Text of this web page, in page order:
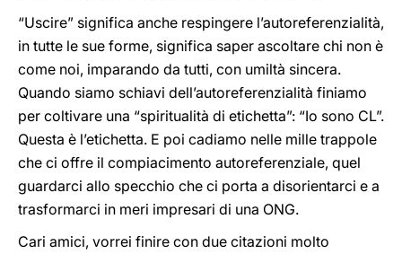
“Uscire” significa anche respingere l’autoreferenzialità,
in tutte le sue forme, significa saper ascoltare chi non è
come noi, imparando da tutti, con umiltà sincera.
Quando siamo schiavi dell’autoreferenzialità finiamo
per coltivare una “spiritualità di etichetta”: “Io sono CL”.
Questa è l’etichetta. E poi cadiamo nelle mille trappole
che ci offre il compiacimento autoreferenziale, quel
guardarci allo specchio che ci porta a disorientarci e a
trasformarci in meri impresari di una ONG.
Cari amici, vorrei finire con due citazioni molto